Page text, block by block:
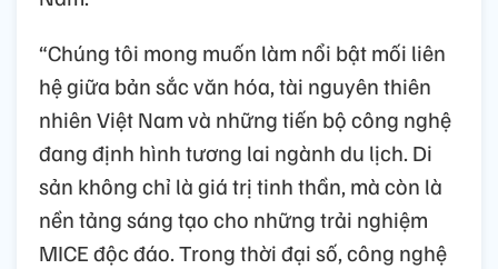
“Chúng tôi mong muốn làm nổi bật mối liên
hệ giữa bản sắc văn hóa, tài nguyên thiên
nhiên Việt Nam và những tiến bộ công nghệ
đang định hình tương lai ngành du lịch. Di
sản không chỉ là giá trị tinh thần, mà còn là
nền tảng sáng tạo cho những trải nghiệm
MICE độc đáo. Trong thời đại số, công nghệ